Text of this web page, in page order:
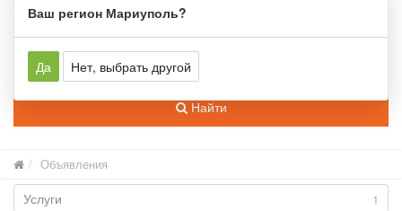
Ваш регион Мариуполь?
Да Нет, выбрать другой
Все категории
Найти
Объявления
1
Услуги